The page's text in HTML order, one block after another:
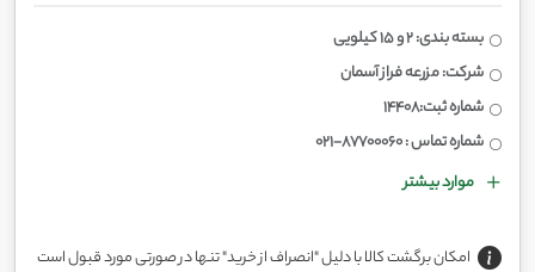
بسته بندی: 2 و 15 کیلویی
شرکت: مزرعه فراز آسمان
شماره ثبت:14408
شماره تماس : 87700060-021
موارد بیشتر
امکان برگشت کالا با دلیل "انصراف از خرید" تنها در صورتی مورد قبول است